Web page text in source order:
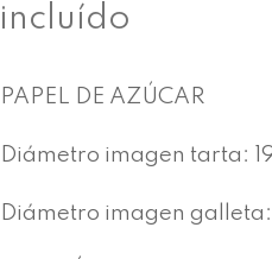
incluído
PAPEL DE AZÚCAR
Diámetro imagen tarta:
Diámetro imagen